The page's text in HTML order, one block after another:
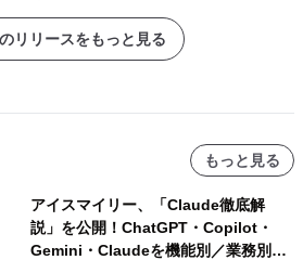
リリースをもっと見る
もっと見る
アイスマイリー、「Claude徹底解
説」を公開！ChatGPT・Copilot・
Gemini・Claudeを機能別／業務別に